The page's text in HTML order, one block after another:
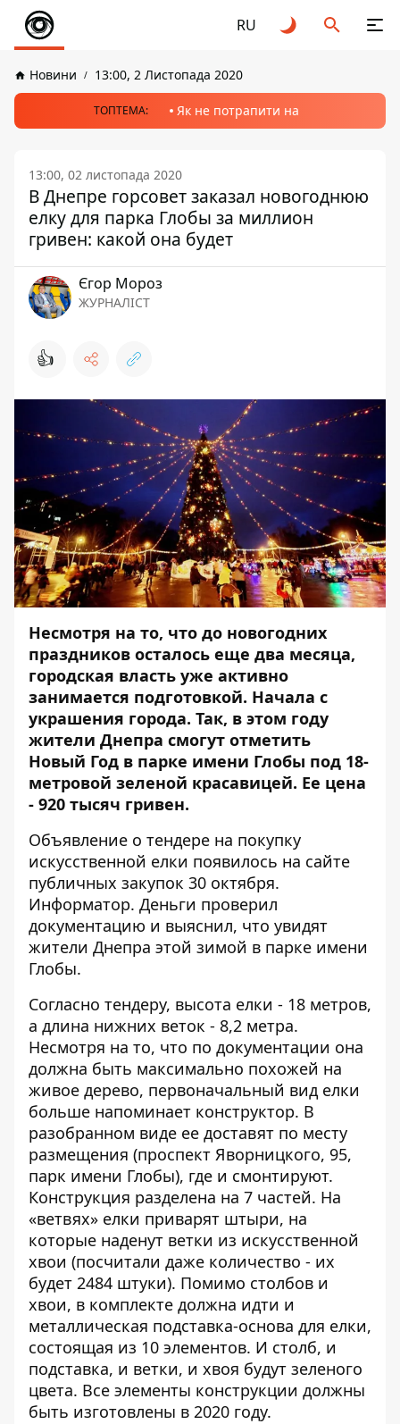
RU
Новини 13:00, 2 Листопада 2020
ТОПТЕМА: Як не потрапити на
13:00, 02 листопада 2020
В Днепре горсовет заказал новогоднюю
елку для парка Глобы за миллион
гривен: какой она будет
Єгор Мороз
ЖУРНАЛІСТ
👍
Несмотря на то, что до новогодних
праздников осталось еще два месяца,
городская власть уже активно
занимается подготовкой. Начала с
украшения города. Так, в этом году
жители Днепра смогут отметить
Новый Год в парке имени Глобы под 18-
метровой зеленой красавицей. Ее цена
- 920 тысяч гривен.
Объявление о тендере на покупку
искусственной елки появилось на сайте
публичных закупок 30 октября.
Информатор. Деньги проверил
документацию и выяснил, что увидят
жители Днепра этой зимой в парке имени
Глобы.
Согласно тендеру, высота елки - 18 метров,
а длина нижних веток - 8,2 метра.
Несмотря на то, что по документации она
должна быть максимально похожей на
живое дерево, первоначальный вид елки
больше напоминает конструктор. В
разобранном виде ее доставят по месту
размещения (проспект Яворницкого, 95,
парк имени Глобы), где и смонтируют.
Конструкция разделена на 7 частей. На
«ветвях» елки приварят штыри, на
которые наденут ветки из искусственной
хвои (посчитали даже количество - их
будет 2484 штуки). Помимо столбов и
хвои, в комплекте должна идти и
металлическая подставка-основа для елки,
состоящая из 10 элементов. И столб, и
подставка, и ветки, и хвоя будут зеленого
цвета. Все элементы конструкции должны
быть изготовлены в 2020 году.